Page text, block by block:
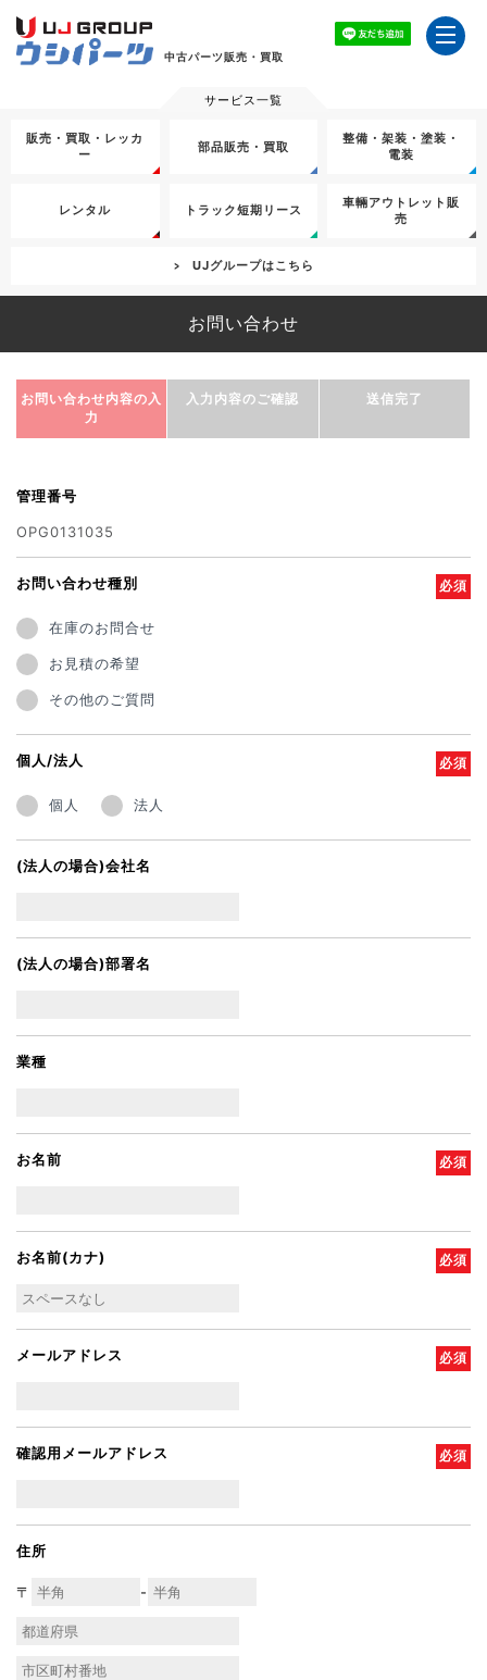
中古パーツ販売・買取
販売・買取・レッカ
ー
部品販売・買取
整備・架装・塗装・
電装
レンタル トラック短期リース
車輛アウトレット販
売
UJグループはこちら
お問い合わせ
お問い合わせ内容の入
力
入力内容のご確認 送信完了
管理番号
OPG0131035
お問い合わせ種別 必須
在庫のお問合せ
お見積の希望
その他のご質問
個人/法人 必須
個人 法人
(法人の場合)会社名
(法人の場合)部署名
業種
お名前 必須
お名前(カナ) 必須
メールアドレス 必須
確認用メールアドレス 必須
住所
〒 -